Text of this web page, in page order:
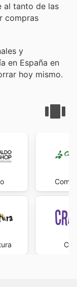
al tanto de las
compras
y
en España en
hoy mismo.